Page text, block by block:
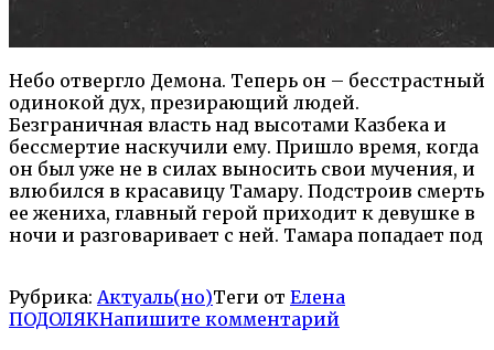
Небо отвергло Демона. Теперь он – бесстрастный
одинокой дух, презирающий людей.
Безграничная власть над высотами Казбека и
бессмертие наскучили ему. Пришло время, когда
он был уже не в силах выносить свои мучения, и
влюбился в красавицу Тамару. Подстроив смерть
ее жениха, главный герой приходит к девушке в
ночи и разговаривает с ней. Тамара попадает под
Рубрика: Актуаль(но)Теги от Елена
ПОДОЛЯКНапишите комментарий